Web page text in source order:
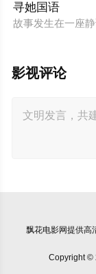
寻她国语
故事发生在一座
影视评论
飘花电影网提供高
Copyright ©